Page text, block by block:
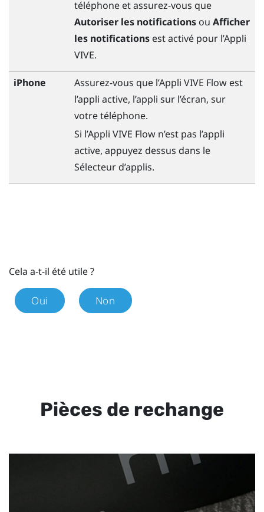
téléphone et assurez-vous que
Autoriser les notifications ou Afficher
les notifications est activé pour l’Appli
VIVE.
iPhone Assurez-vous que l’Appli VIVE Flow est
l’appli active, l’appli sur l’écran, sur
votre téléphone.
Si l’Appli VIVE Flow n’est pas l’appli
active, appuyez dessus dans le
Sélecteur d’applis.
Cela a-t-il été utile ?
Oui Non
Pièces de rechange